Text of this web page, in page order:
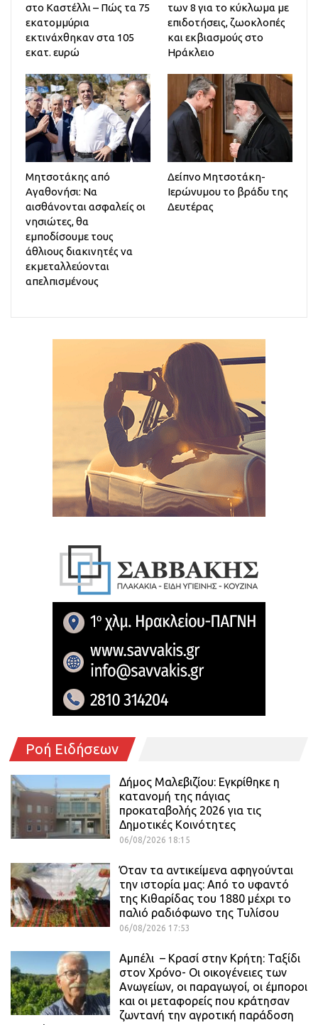
στο Καστέλλι – Πώς τα 75
εκατομμύρια
εκτινάχθηκαν στα 105
εκατ. ευρώ
των 8 για το κύκλωμα με
επιδοτήσεις, ζωοκλοπές
και εκβιασμούς στο
Ηράκλειο
Μητσοτάκης από
Αγαθονήσι: Να
αισθάνονται ασφαλείς οι
νησιώτες, θα
εμποδίσουμε τους
άθλιους διακινητές να
εκμεταλλεύονται
απελπισμένους
Δείπνο Μητσοτάκη-
Ιερώνυμου το βράδυ της
Δευτέρας
Ροή Ειδήσεων
Δήμος Μαλεβιζίου: Εγκρίθηκε η
κατανομή της πάγιας
προκαταβολής 2026 για τις
Δημοτικές Κοινότητες
06/08/2026 18:15
Όταν τα αντικείμενα αφηγούνται
την ιστορία μας: Από το υφαντό
της Κιθαρίδας του 1880 μέχρι το
παλιό ραδιόφωνο της Τυλίσου
06/08/2026 17:53
Αμπέλι – Κρασί στην Κρήτη: Ταξίδι
στον Χρόνο- Οι οικογένειες των
Ανωγείων, οι παραγωγοί, οι έμποροι
και οι μεταφορείς που κράτησαν
ζωντανή την αγροτική παράδοση